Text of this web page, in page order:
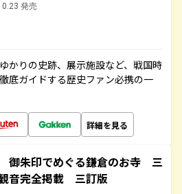
発売
かりの史跡、展示施設など、戦国時
底ガイドする歴史ファン必携の一
詳細を見る
御朱印でめぐる鎌倉のお寺 三
音完全掲載 三訂版